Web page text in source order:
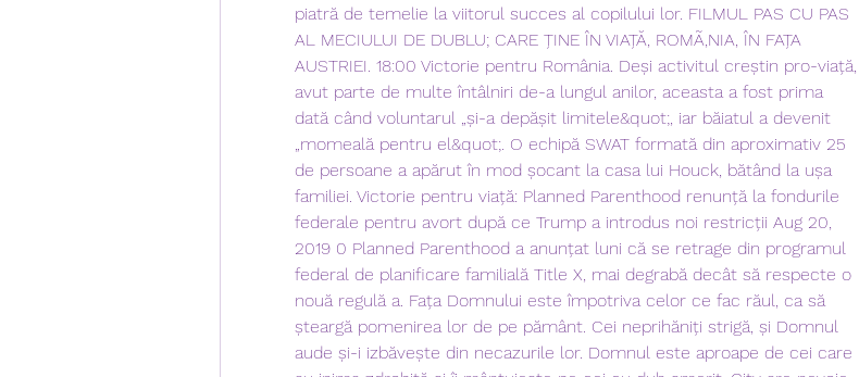
piatră de temelie la viitorul succes al copilului lor. FILMUL PAS CU PAS
AL MECIULUI DE DUBLU; CARE ȚINE ÎN VIAȚĂ‚ ROMÃ‚NIA, ÎN FAȚA
AUSTRIEI. 18:00 Victorie pentru România. Deși activitul creștin pro-viață,
avut parte de multe întâlniri de-a lungul anilor, aceasta a fost prima
dată când voluntarul „și-a depășit limitele&quot;, iar băiatul a devenit
„momeală pentru el&quot;. O echipă SWAT formată din aproximativ 25
de persoane a apărut în mod șocant la casa lui Houck, bătând la ușa
familiei. Victorie pentru viață: Planned Parenthood renunță la fondurile
federale pentru avort după ce Trump a introdus noi restricții Aug 20,
2019 0 Planned Parenthood a anunțat luni că se retrage din programul
federal de planificare familială Title X, mai degrabă decât să respecte o
nouă regulă a. Fața Domnului este împotriva celor ce fac răul, ca să
șteargă pomenirea lor de pe pământ. Cei neprihăniți strigă, și Domnul
aude și-i izbăvește din necazurile lor. Domnul este aproape de cei care